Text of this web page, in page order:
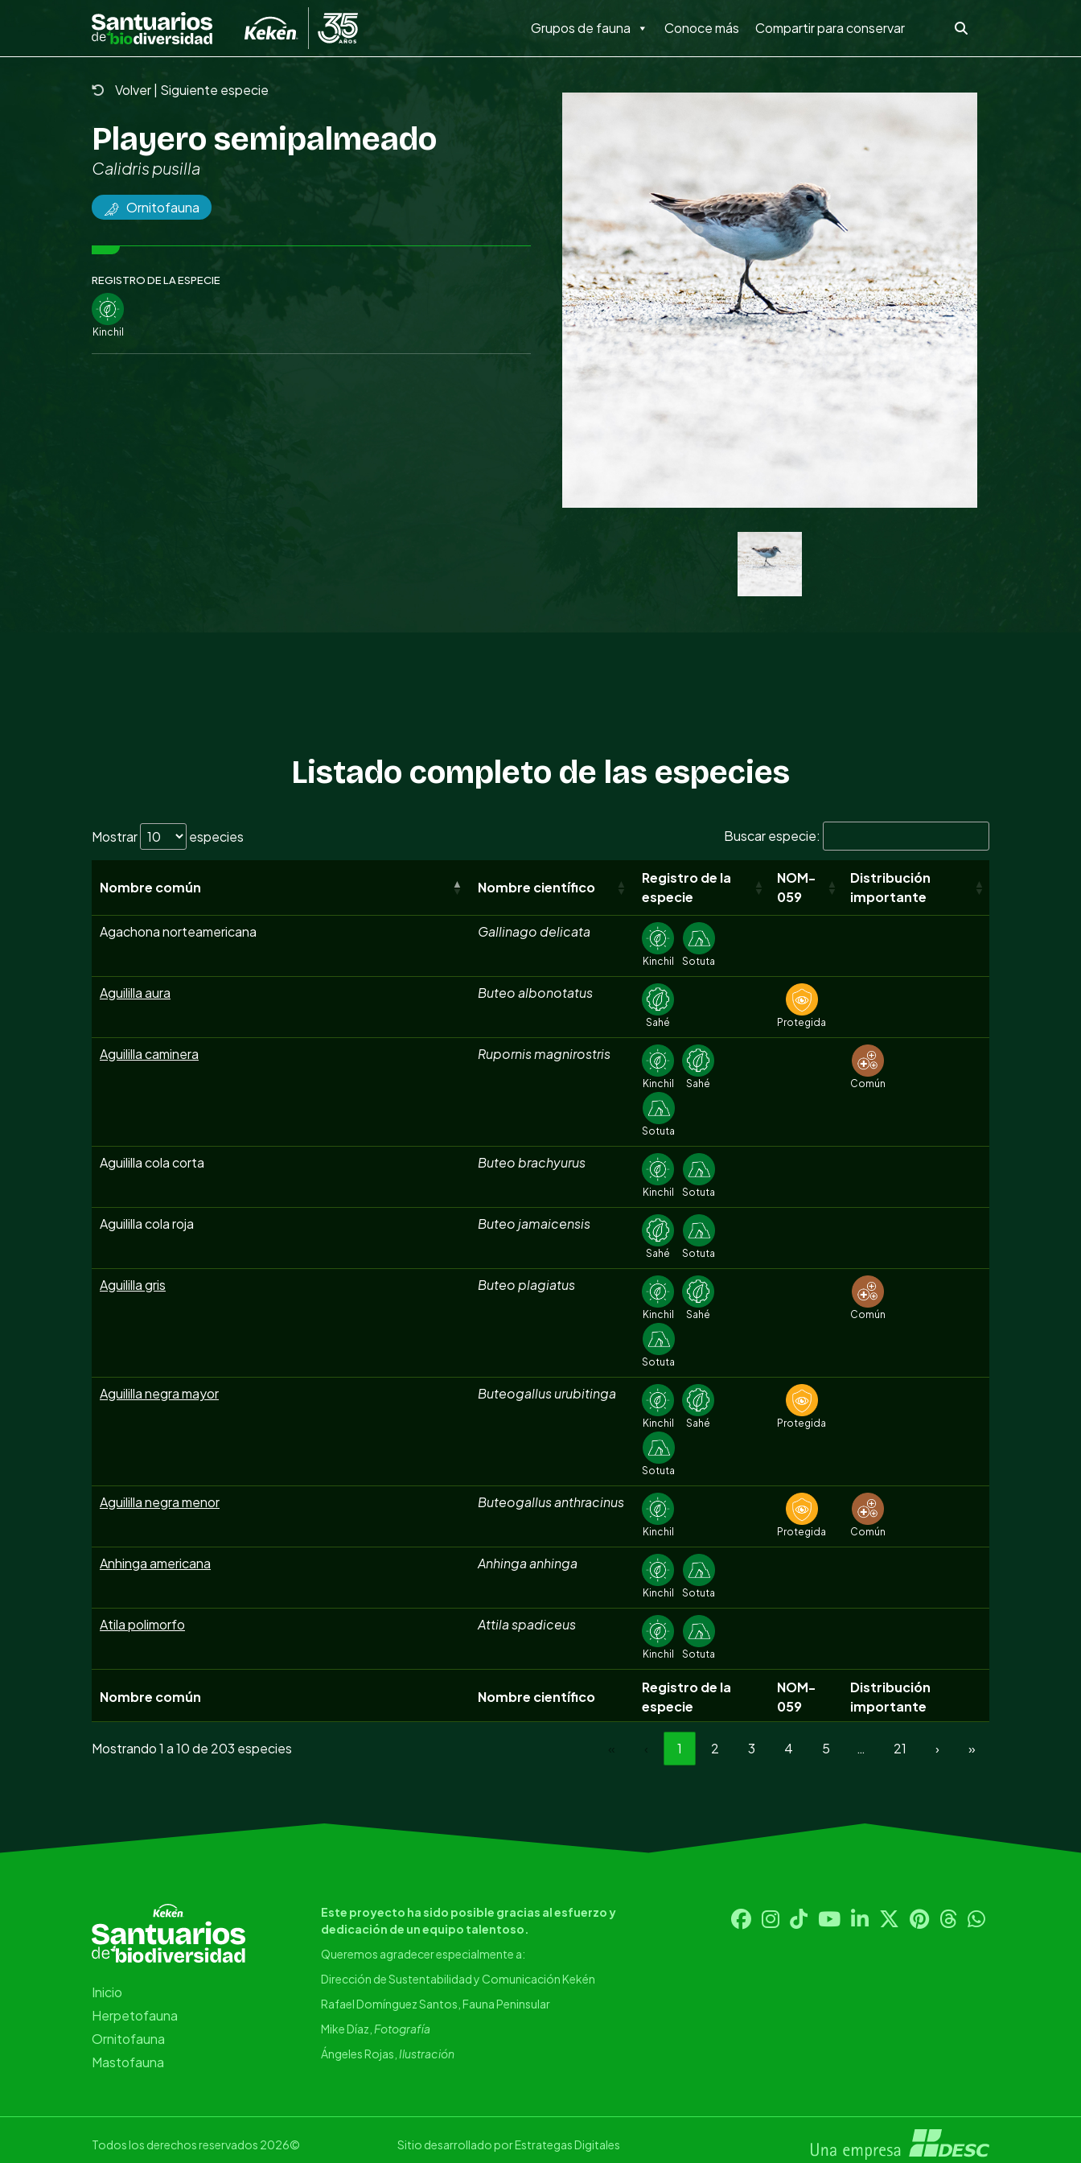
Grupos de fauna Conoce más Compartir para conservar
Volver Siguiente especie
Playero semipalmeado
Calidris pusilla
Ornitofauna
REGISTRO DE LA ESPECIE
Kinchil
Listado completo de las especies
Mostrar especies Buscar especie:
Nombre común Nombre científico
Registro de la
especie
NOM-
059
Distribución
importante
Agachona norteamericana Gallinago delicata
Kinchil Sotuta
Aguililla aura Buteo albonotatus
Sahé Protegida
Aguililla caminera Rupornis magnirostris
Kinchil Sahé
Sotuta
Común
Aguililla cola corta Buteo brachyurus
Kinchil Sotuta
Aguililla cola roja Buteo jamaicensis
Sahé Sotuta
Aguililla gris Buteo plagiatus
Kinchil Sahé
Sotuta
Común
Aguililla negra mayor Buteogallus urubitinga
Kinchil Sahé
Sotuta
Protegida
Aguililla negra menor Buteogallus anthracinus
Kinchil Protegida Común
Anhinga americana Anhinga anhinga
Kinchil Sotuta
Atila polimorfo Attila spadiceus
Kinchil Sotuta
Nombre común Nombre científico
Registro de la
especie
NOM-
059
Distribución
importante
Mostrando 1 a 10 de 203 especies 1 2 3 4 5 … 21 › »
Inicio
Herpetofauna
Ornitofauna
Mastofauna
Este proyecto ha sido posible gracias al esfuerzo y
dedicación de un equipo talentoso.
Queremos agradecer especialmente a:
Dirección de Sustentabilidad y Comunicación Kekén
Rafael Domínguez Santos, Fauna Peninsular
Mike Díaz, Fotografía
Ángeles Rojas, Ilustración
Todos los derechos reservados 2026© Sitio desarrollado por Estrategas Digitales